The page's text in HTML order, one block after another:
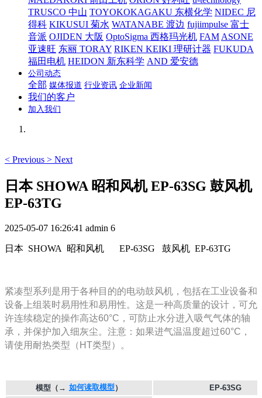
TRUSCO 中山 TOYOKOKAGAKU 东横化学 NIDEC 尼
得科 KIKUSUI 菊水 WATANABE 渡边 fujiimpulse 富士
音派 OJIDEN 大阪 OptoSigma 西格玛光机 FAM ASONE
亚速旺 东丽 TORAY RIKEN KEIKI 理研计器 FUKUDA
福田电机 HEIDON 新东科学 AND 爱安德
公司动态
全部 媒体报道 行业资讯 企业新闻
我们的客户
加入我们
< Previous > Next
日本 SHOWA 昭和风机 EP-63SG 鼓风机
EP-63TG
2025-05-07 16:26:41 admin 6
日本 SHOWA 昭和风机 EP-63SG 鼓风机 EP-63TG
紧凑型系列是用于各种目的的电动鼓风机，包括在工业设备和
设备上组装时易用性和易用性。这是一种高质量的设计，可允
许连续稳定的操作高达60°C，可防止水分进入吸气气体的轴
承，并保护加入细灰尘。注意：如果进气温温度超过60°C，
请使用耐热类型（HT类型）。
模型 （→ 如何读取模型 ）
EP-63SG